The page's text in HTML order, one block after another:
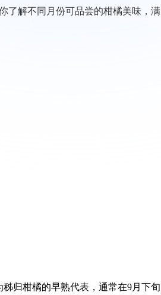
了解不同月份可品尝的柑橘美味，满
秭归柑橘的早熟代表，通常在9月下旬